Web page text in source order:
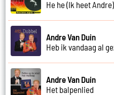
He he (Ik heet Andre)
Andre Van Duin
Heb ik vandaag al
Andre Van Duin
Het balpenlied